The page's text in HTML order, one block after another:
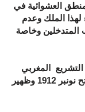
العشوائية في
لهذا الملك وعدم
المتدخلين وخاصة
المغربي
تجد ملادها في نصين أساسيين و هما: منشور فاتح نونبر 1912 وظهير